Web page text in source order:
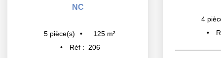
NC
5 pièce(s) 125 m²
Réf :
206
4